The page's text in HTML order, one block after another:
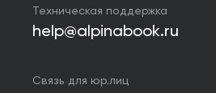
Техническая поддержка
help@alpinabook.ru
Связь для юр.лиц